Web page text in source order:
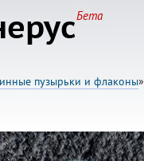
Бета
пузырьки и флаконы»